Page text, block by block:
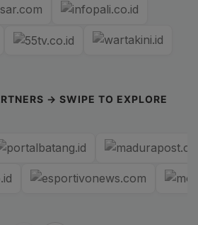
→ SWIPE TO EXPLORE